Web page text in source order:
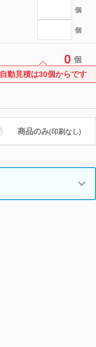
個
個
0 個
自動見積は30個からです
商品のみ(印刷なし)